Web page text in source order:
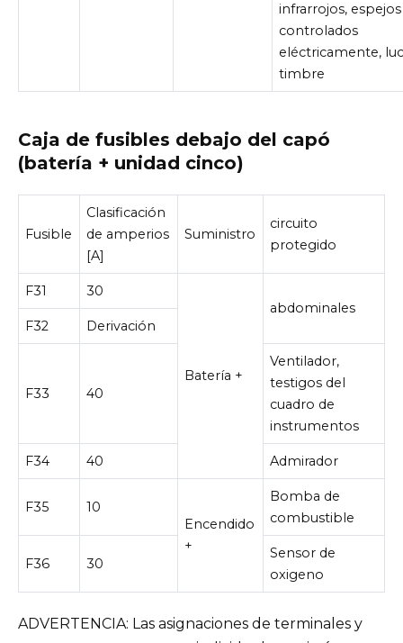
infrarrojos, espejos
controlados
eléctricamente,
timbre
Caja de fusibles debajo del capó
(batería + unidad cinco)
Fusible
Clasificación
de amperios
[A]
Suministro
circuito
protegido
F31 30
Batería +
abdominales
F32
Derivación
F33 40
Ventilador,
testigos del
cuadro de
instrumentos
F34 40 Admirador
F35
10
Encendido
+
Bomba de
combustible
F36 30
Sensor de
oxigeno
ADVERTENCIA: Las asignaciones de terminales y